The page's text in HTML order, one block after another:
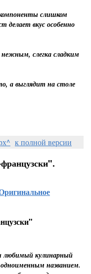
слишком
делает вкус особенно
слегка сладким
а выглядит на столе
к полной версии
любимый кулинарный
названием.